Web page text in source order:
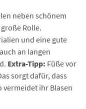
neben schönem
Rolle.
und eine gute
an langen
Extra-Tipp: Füße vor
sorgt dafür, dass
vermeidet ihr Blasen